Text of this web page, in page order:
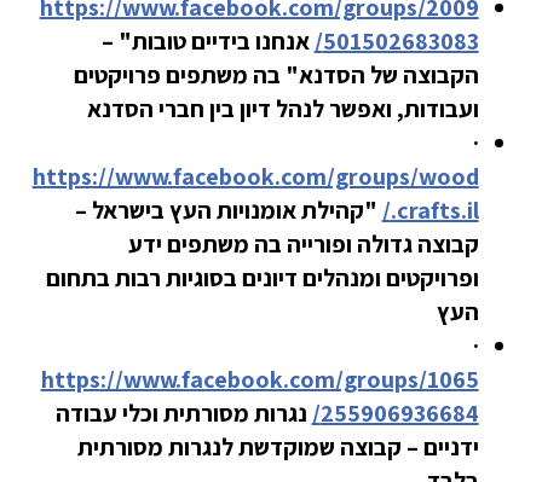
https://www.facebook.com/groups/2009
501502683083/ אנחנו בידיים טובות" –
הקבוצה של הסדנא" בה משתפים פרויקטים
ועבודות, ואפשר לנהל דיון בין חברי הסדנא
·
https://www.facebook.com/groups/wood
.crafts.il/ "קהילת אומנויות העץ בישראל –
קבוצה גדולה ופורייה בה משתפים ידע
ופרויקטים ומנהלים דיונים בסוגיות רבות בתחום
העץ
·
https://www.facebook.com/groups/1065
255906936684/ נגרות מסורתית וכלי עבודה
ידניים – קבוצה שמוקדשת לנגרות מסורתית